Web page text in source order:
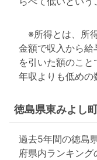
※所得とは、所
金額で収入から給
を引いた額のこ
年収よりも低めの
徳島県東みよし
過去5年間の徳島
府県内ランキン